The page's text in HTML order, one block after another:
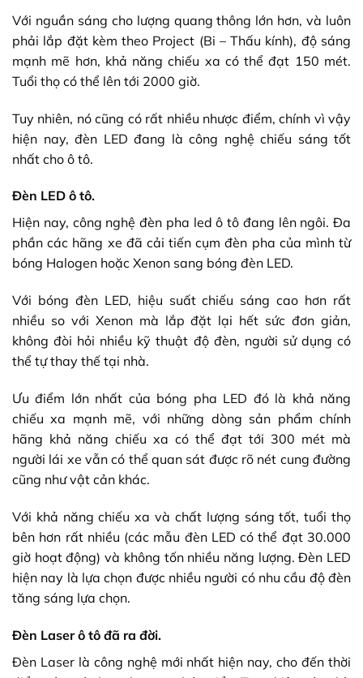
Với nguần sáng cho lượng quang thông lớn hơn, và luôn
phải lắp đặt kèm theo Project (Bi – Thấu kính), độ sáng
mạnh mẽ hơn, khả năng chiếu xa có thể đạt 150 mét.
Tuổi thọ có thể lên tới 2000 giờ.
Tuy nhiên, nó cũng có rất nhiều nhược điểm, chính vì vậy
hiện nay, đèn LED đang là công nghệ chiếu sáng tốt
nhất cho ô tô.
Đèn LED ô tô.
Hiện nay, công nghệ đèn pha led ô tô đang lên ngôi. Đa
phần các hãng xe đã cải tiến cụm đèn pha của mình từ
bóng Halogen hoặc Xenon sang bóng đèn LED.
Với bóng đèn LED, hiệu suất chiếu sáng cao hơn rất
nhiều so với Xenon mà lắp đặt lại hết sức đơn giản,
không đòi hỏi nhiều kỹ thuật độ đèn, người sử dụng có
thể tự thay thế tại nhà.
Ưu điểm lớn nhất của bóng pha LED đó là khả năng
chiếu xa mạnh mẽ, với những dòng sản phẩm chính
hãng khả năng chiếu xa có thể đạt tới 300 mét mà
người lái xe vẫn có thể quan sát được rõ nét cung đường
cũng như vật cản khác.
Với khả năng chiếu xa và chất lượng sáng tốt, tuổi thọ
bên hơn rất nhiều (các mẫu đèn LED có thể đạt 30.000
giờ hoạt động) và không tốn nhiều năng lượng. Đèn LED
hiện nay là lựa chọn được nhiều người có nhu cầu độ đèn
tăng sáng lựa chọn.
Đèn Laser ô tô đã ra đời.
Đèn Laser là công nghệ mới nhất hiện nay, cho đến thời